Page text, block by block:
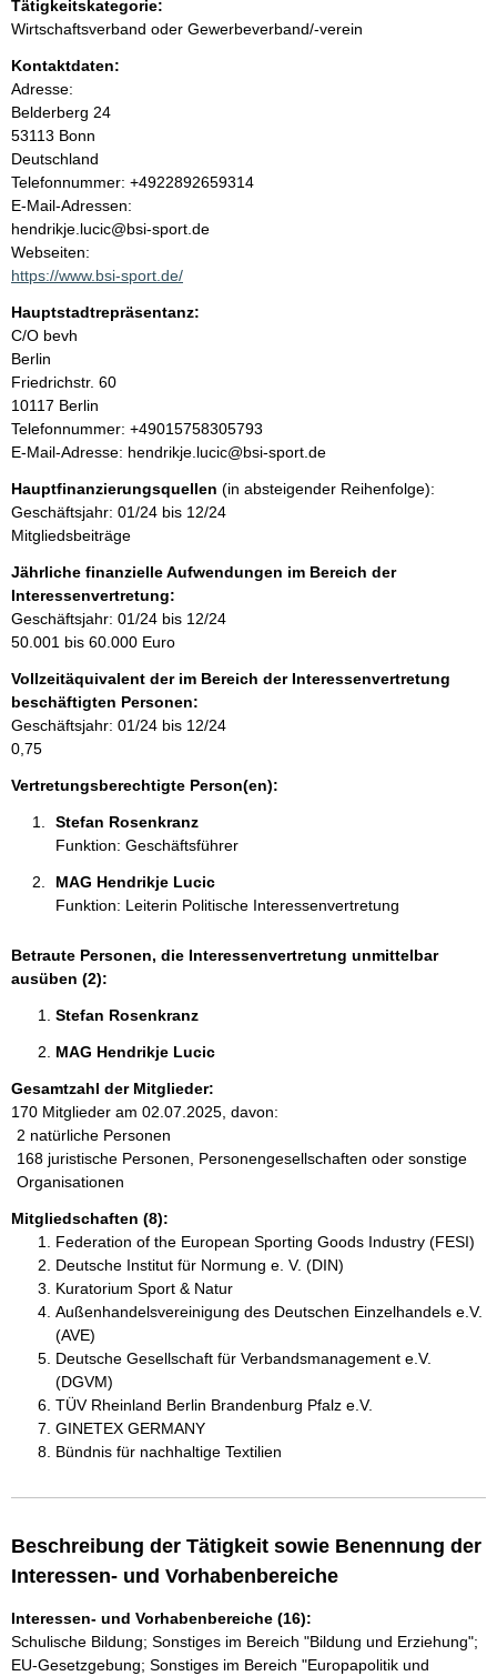
i
n
h
a
l
t
Tätigkeitskategorie:
Wirtschaftsverband oder Gewerbeverband/-verein
Kontaktdaten:
Adresse:
Belderberg 24
53113 Bonn
Deutschland
K
o
n
t
a
t
i
n
f
o
r
m
a
t
i
n
e
n
:
Telefonnummer: +4922892659314
E-Mail-Adressen:
hendrikje.lucic@bsi-sport.de
Webseiten:
https://www.bsi-sport.de/
Hauptstadtrepräsentanz:
A
d
r
e
s
s
C/O bevh
Berlin
Friedrichstr. 60
10117 Berlin
K
o
t
a
k
t
i
n
f
r
m
a
t
i
Telefonnummer: +49015758305793
E-Mail-Adresse: hendrikje.lucic@bsi-sport.de
Hauptfinanzierungsquellen (in absteigender Reihenfolge):
Geschäftsjahr: 01/24 bis 12/24
Mitgliedsbeiträge
Jährliche finanzielle Aufwendungen im Bereich der
Interessenvertretung:
Geschäftsjahr: 01/24 bis 12/24
50.001 bis 60.000 Euro
Vollzeitäquivalent der im Bereich der Interessenvertretung
beschäftigten Personen:
Geschäftsjahr: 01/24 bis 12/24
0,75
Vertretungsberechtigte Person(en):
Stefan Rosenkranz
Funktion: Geschäftsführer
MAG Hendrikje Lucic
Funktion: Leiterin Politische Interessenvertretung
Betraute Personen, die Interessenvertretung unmittelbar
ausüben (2):
Stefan Rosenkranz
MAG Hendrikje Lucic
Gesamtzahl der Mitglieder:
170 Mitglieder am 02.07.2025, davon:
2 natürliche Personen
168 juristische Personen, Personengesellschaften oder sonstige
Organisationen
Mitgliedschaften (8):
Federation of the European Sporting Goods Industry (FESI)
Deutsche Institut für Normung e. V. (DIN)
Kuratorium Sport & Natur
Außenhandelsvereinigung des Deutschen Einzelhandels e.V.
(AVE)
Deutsche Gesellschaft für Verbandsmanagement e.V.
(DGVM)
TÜV Rheinland Berlin Brandenburg Pfalz e.V.
GINETEX GERMANY
Bündnis für nachhaltige Textilien
Beschreibung der Tätigkeit sowie Benennung der
Interessen- und Vorhabenbereiche
Interessen- und Vorhabenbereiche (16):
Schulische Bildung; Sonstiges im Bereich "Bildung und Erziehung";
EU-Gesetzgebung; Sonstiges im Bereich "Europapolitik und